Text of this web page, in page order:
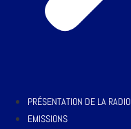
PRÉSENTATION DE LA RADIO
EMISSIONS